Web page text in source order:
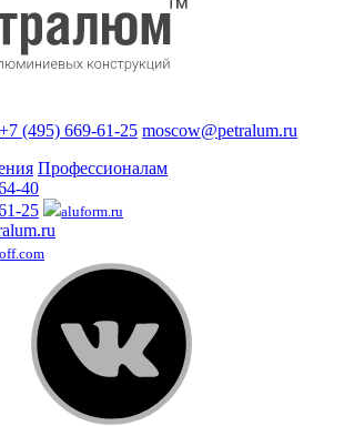
+7 (495) 669-61-25 moscow@petralum.ru
Профессионалам
40
25
aluform.ru